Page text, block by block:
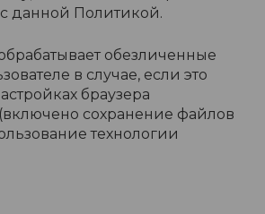
с данной Политикой.
обезличенные
в случае, если это
браузера
сохранение файлов
технологии